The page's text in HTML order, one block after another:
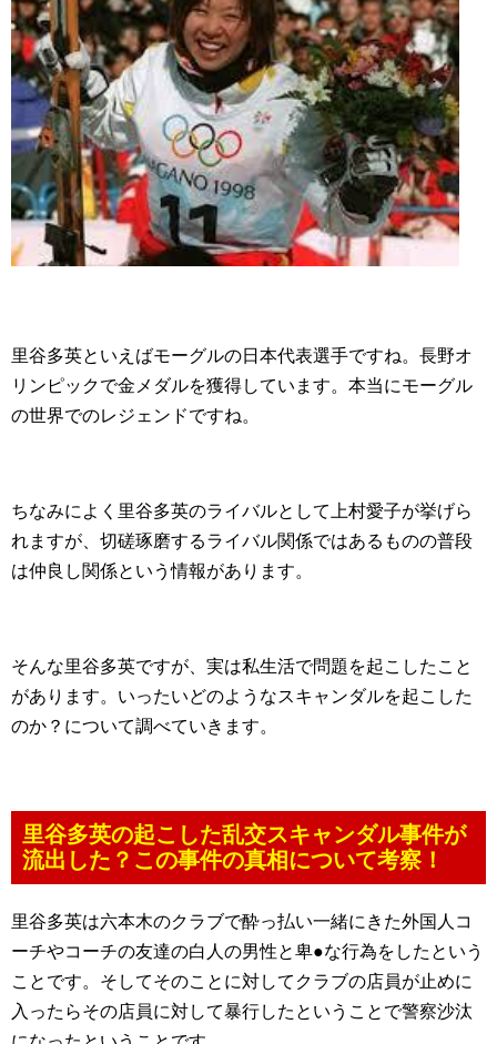
里谷多英といえばモーグルの日本代表選手ですね。長野オ
リンピックで金メダルを獲得しています。本当にモーグル
の世界でのレジェンドですね。
ちなみによく里谷多英のライバルとして上村愛子が挙げら
れますが、切磋琢磨するライバル関係ではあるものの普段
は仲良し関係という情報があります。
そんな里谷多英ですが、実は私生活で問題を起こしたこと
があります。いったいどのようなスキャンダルを起こした
のか？について調べていきます。
里谷多英の起こした乱交スキャンダル事件が
流出した？この事件の真相について考察！
里谷多英は六本木のクラブで酔っ払い一緒にきた外国人コ
ーチやコーチの友達の白人の男性と卑●な行為をしたという
ことです。そしてそのことに対してクラブの店員が止めに
入ったらその店員に対して暴行したということで警察沙汰